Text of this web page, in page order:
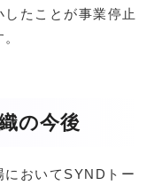
たことが事業停止
の今後
においてSYNDトー